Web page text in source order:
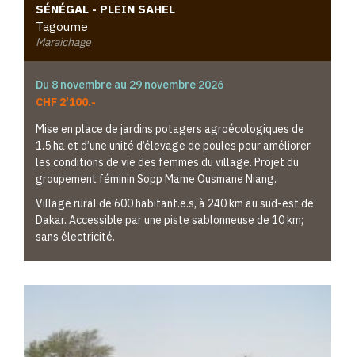
SÉNÉGAL - PLEIN SAHEL
Tagoume
Maraichage
Du 8 novembre au 29 novembre 2026
CHF 2’100.-
Mise en place de jardins potagers agroécologiques de
1.5 ha et d’une unité d’élevage de poules pour améliorer
les conditions de vie des femmes du village. Projet du
groupement féminin Sopp Mame Ousmane Niang.
Village rural de 600 habitant.e.s, à 240 km au sud-est de
Dakar. Accessible par une piste sablonneuse de 10 km;
sans électricité.